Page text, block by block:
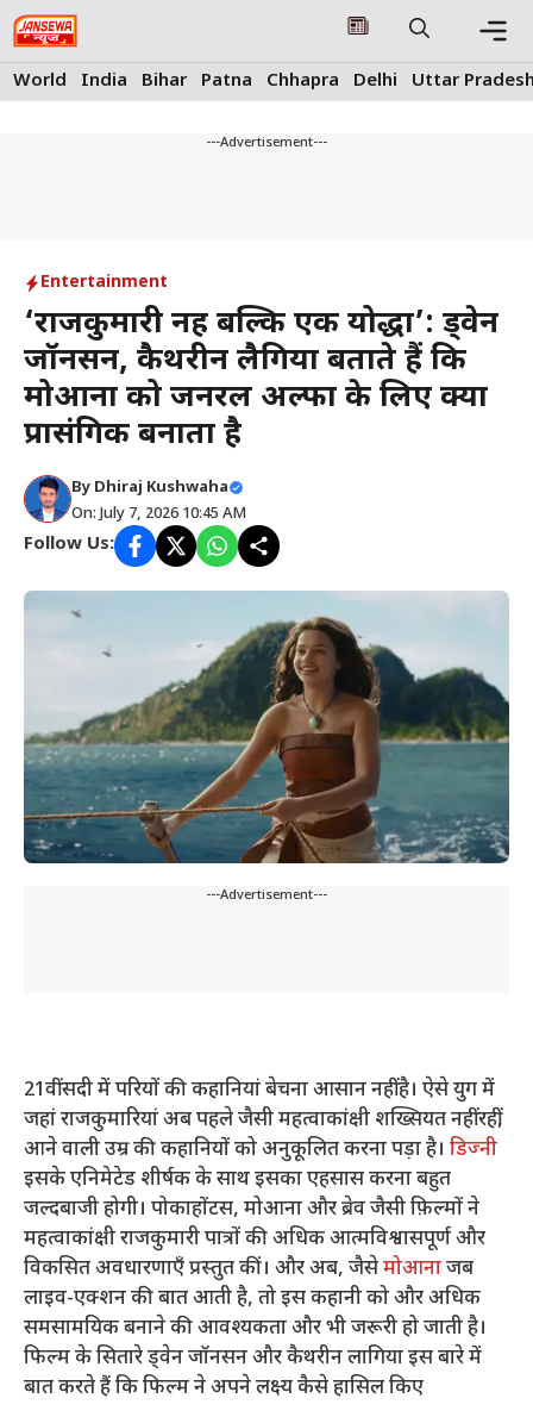
Skip
to
content
World India Bihar Patna Chhapra Delhi Uttar
---Advertisement---
Entertainment
‘राजकुमारी नहीं बल्कि एक योद्धा’: ड्वेन
जॉनसन, कैथरीन लैगिया बताते हैं कि
मोआना को जनरल अल्फा के लिए क्या
प्रासंगिक बनाता है
By Dhiraj Kushwaha
On: July 7, 2026 10:45 AM
Follow Us:
---Advertisement---
21वीं सदी में परियों की कहानियां बेचना आसान नहीं है। ऐसे युग में
जहां राजकुमारियां अब पहले जैसी महत्वाकांक्षी शख्सियत नहीं रहीं,
आने वाली उम्र की कहानियों को अनुकूलित करना पड़ा है। डिज्नी
इसके एनिमेटेड शीर्षक के साथ इसका एहसास करना बहुत
जल्दबाजी होगी। पोकाहोंटस, मोआना और ब्रेव जैसी फ़िल्मों ने
महत्वाकांक्षी राजकुमारी पात्रों की अधिक आत्मविश्वासपूर्ण और
विकसित अवधारणाएँ प्रस्तुत कीं। और अब, जैसेमोआनाजब
लाइव-एक्शन की बात आती है, तो इस कहानी को और अधिक
समसामयिक बनाने की आवश्यकता और भी जरूरी हो जाती है।
फिल्म के सितारे ड्वेन जॉनसन और कैथरीन लागिया इस बारे में
बात करते हैं कि फिल्म ने अपने लक्ष्य कैसे हासिल किए